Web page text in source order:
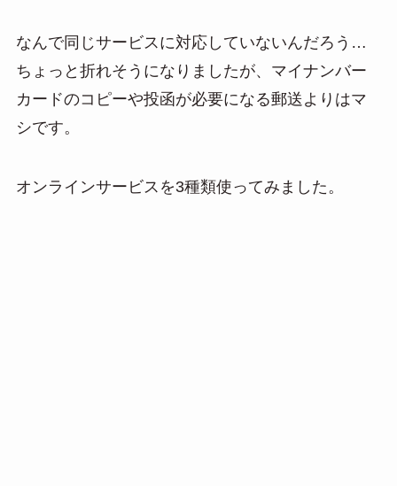
なんで同じサービスに対応していないんだろう…
ちょっと折れそうになりましたが、マイナンバー
カードのコピーや投函が必要になる郵送よりはマ
シです。
オンラインサービスを3種類使ってみました。